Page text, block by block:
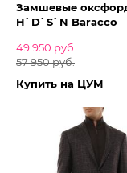
Замшевые
H`D`S`N Baracco
49 950 руб.
57 950 руб.
Купить на ЦУМ